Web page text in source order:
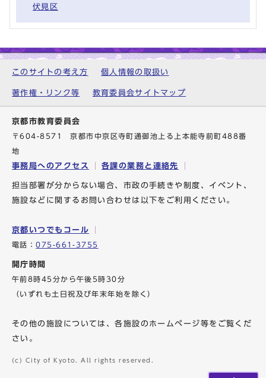
伏見区
このサイトの考え方 個人情報の取扱い
著作権・リンク等 教育委員会サイトマップ
京都市教育委員会
〒604-8571 京都市中京区寺町通御池上る上本能寺前町488番
地
事務局へのアクセス 各課の業務と連絡先
担当部署が分からない場合、市政の手続きや制度、イベント、
施設などに関するお問い合わせは以下をご利用ください。
京都いつでもコール
電話：075-661-3755
開庁時間
午前8時45分から午後5時30分
（いずれも土日祝及び年末年始を除く）
その他の施設については、各施設のホームページ等をご覧くだ
さい。
(c) City of Kyoto. All rights reserved.